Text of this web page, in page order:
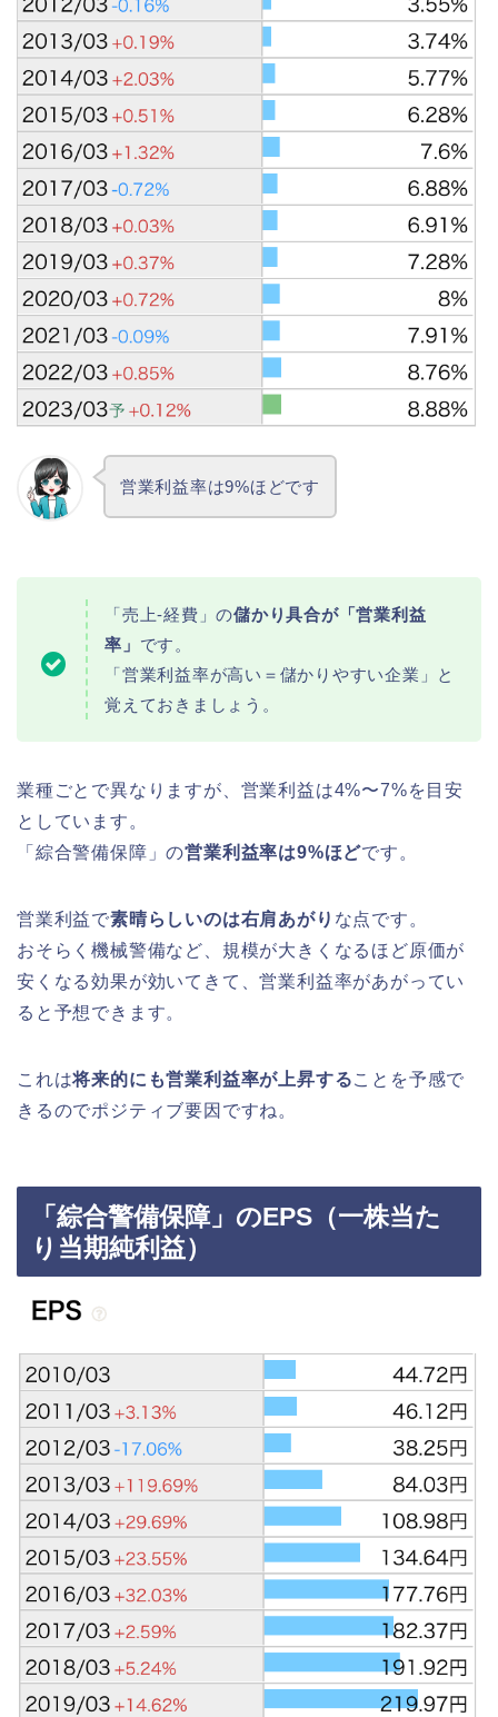
営業利益率は9%ほどです
「売上-経費」の儲かり具合が「営業利益
率」 です。
「営業利益率が高い＝儲かりやすい企業」と
覚えておきましょう。
業種ごとで異なりますが、営業利益は4%〜7%を目安
としています。
「綜合警備保障」の営業利益率は9%ほどです。
営業利益で素晴らしいのは右肩あがり な点です。
おそらく機械警備など、規模が大きくなるほど原価が
安くなる効果が効いてきて、営業利益率があがってい
ると予想できます。
これは将来的にも営業利益率が上昇することを予感で
きるのでポジティブ要因ですね。
「綜合警備保障」のEPS（一株当た
り当期純利益）